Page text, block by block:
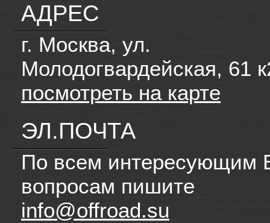
АДРЕС
г. Москва, ул.
Молодогвардейская, 61
посмотреть на карте
ЭЛ.ПОЧТА
По всем интересующим
вопросам пишите
info@offroad.su